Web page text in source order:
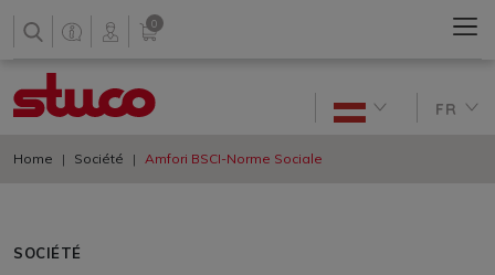
0
FR
Home Société Amfori BSCI-Norme Sociale
SOCIÉTÉ